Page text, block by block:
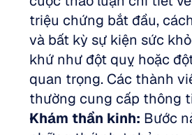
triệu chứng bắt đầu,
và bất kỳ sự kiện sức
khứ như đột quỵ hoặc
quan trọng. Các thành
thường cung cấp thông
Khám thần kinh: Bước